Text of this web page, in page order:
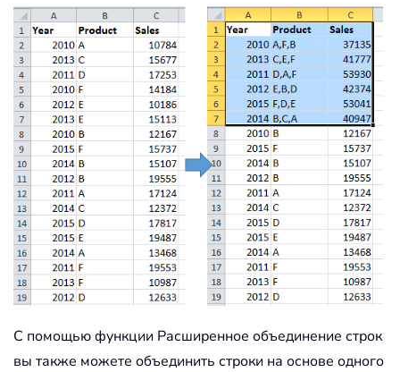
С помощью функции Расширенное объединение строк
вы также можете объединить строки на основе одного